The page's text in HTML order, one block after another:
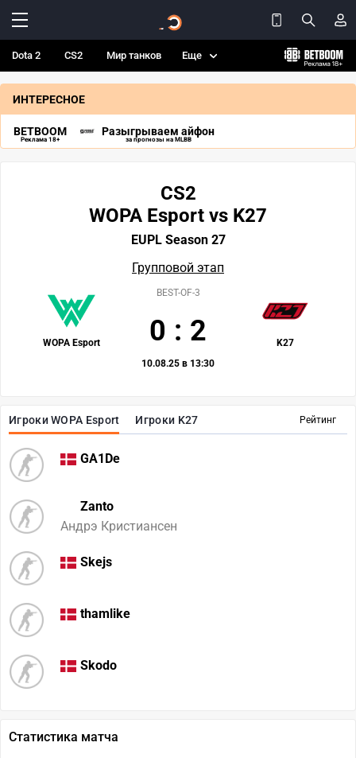
Dota 2 CS2 Мир танков Еще
ИНТЕРЕСНОЕ
BETBOOM
Реклама 18+
Разыгрываем айфон
за прогнозы на MLBB
Рейтинг
Игроки WOPA Esport Игроки K27
GA1De
Zanto
Андрэ Кристиансен
Skejs
thamlike
Skodo
CS2
WOPA Esport vs K27
EUPL Season 27
Групповой этап
WOPA Esport K27
BEST-OF-3
0 : 2
10.08.25 в 13:30
Статистика матча